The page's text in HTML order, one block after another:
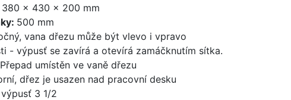
380 x 430 x 200 mm
500 mm
vana dřezu může být vlevo i vpravo
- výpusť se zavírá a otevírá zamáčknutím sítka.
Přepad umístěn ve vaně dřezu
dřez je usazen nad pracovní desku
3 1/2